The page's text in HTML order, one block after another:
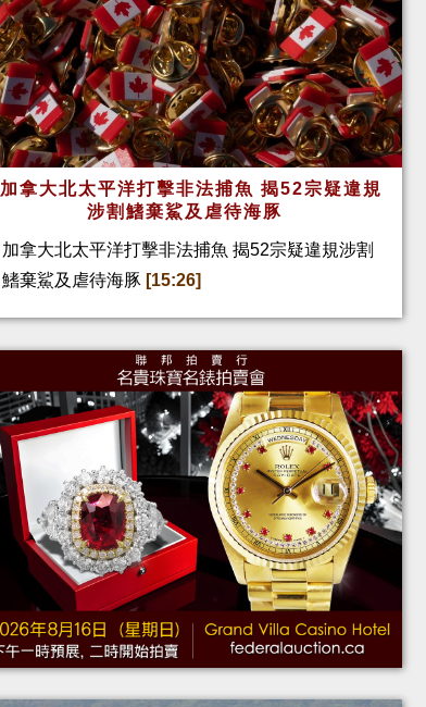
加拿大北太平洋打擊非法捕魚 揭52宗疑違規
涉割鰭棄鯊及虐待海豚
加拿大北太平洋打擊非法捕魚 揭52宗疑違規涉割
鰭棄鯊及虐待海豚 [15:26]